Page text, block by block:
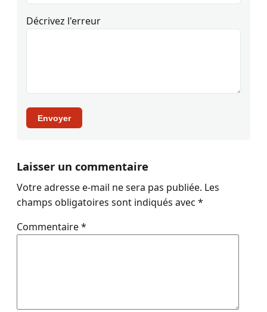
Décrivez l'erreur
Envoyer
Laisser un commentaire
Votre adresse e-mail ne sera pas publiée. Les
champs obligatoires sont indiqués avec *
Commentaire*